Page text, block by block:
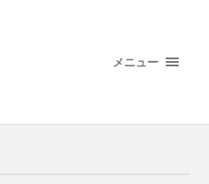
メニュー